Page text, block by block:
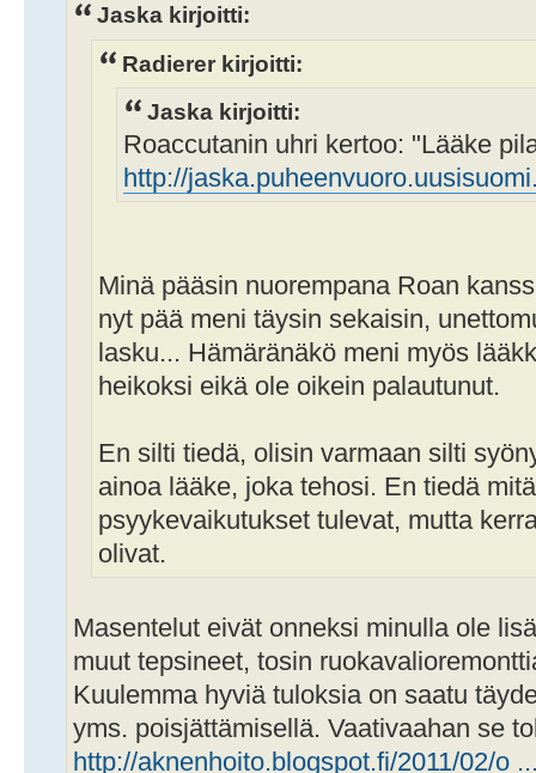
Jaska kirjoitti:
Radierer kirjoitti:
Jaska kirjoitti:
Roaccutanin uhri kertoo: "Lääke
http://
Minä pääsin nuorempana Roan
nyt pää meni täysin sekaisin,
lasku... Hämäränäkö meni myös
heikoksi eikä ole oikein palautunut.
En silti tiedä, olisin varmaan silti
ainoa lääke, joka tehosi. En tiedä
psyykevaikutukset tulevat, mutta
olivat.
Masentelut eivät onneksi minulla ole
muut tepsineet, tosin
Kuulemma hyviä tuloksia on saatu
yms. poisjättämisellä. Vaativaahan se
http://aknenhoito.blogspot.fi/2011/02/o